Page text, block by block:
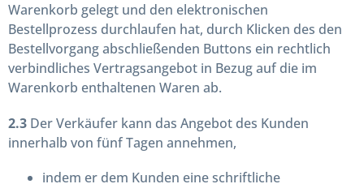
Warenkorb gelegt und den elektronischen
Bestellprozess durchlaufen hat, durch Klicken des den
Bestellvorgang abschließenden Buttons ein rechtlich
verbindliches Vertragsangebot in Bezug auf die im
Warenkorb enthaltenen Waren ab.
2.3 Der Verkäufer kann das Angebot des Kunden
innerhalb von fünf Tagen annehmen,
indem er dem Kunden eine schriftliche